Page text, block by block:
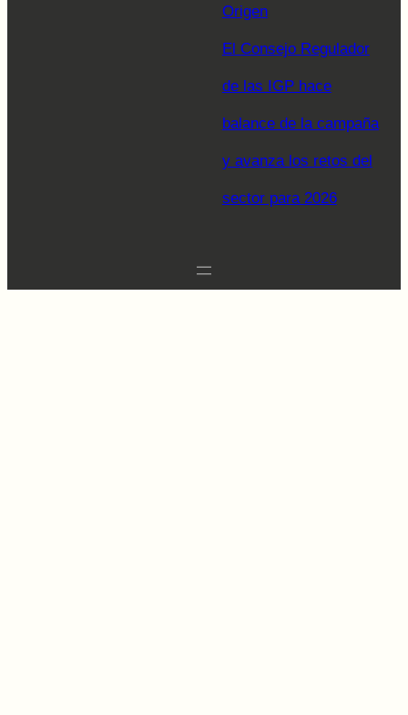
Origen
El Consejo Regulador
de las IGP hace
balance de la campaña
y avanza los retos del
sector para 2026